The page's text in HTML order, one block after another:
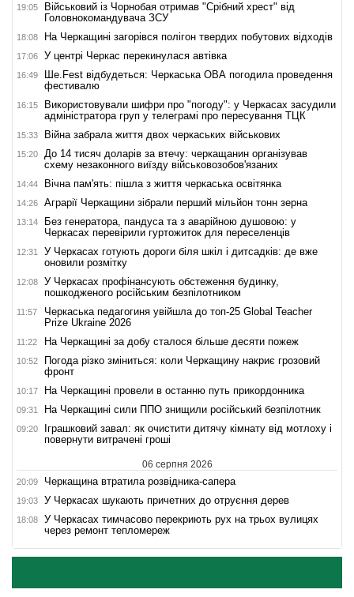
19:05
Військовий із Чорнобая отримав "Срібний хрест" від
Головнокомандувача ЗСУ
18:08 На Черкащині загорівся полігон твердих побутових відходів
17:06 У центрі Черкас перекинулася автівка
16:49
Ше.Fest відбудеться: Черкаська ОВА погодила проведення
фестивалю
16:15
Використовували шифри про "погоду": у Черкасах засудили
адміністратора груп у телеграмі про пересування ТЦК
15:33 Війна забрала життя двох черкаських військових
15:20
До 14 тисяч доларів за втечу: черкащанин організував
схему незаконного виїзду військовозобов'язаних
14:44 Вічна пам'ять: пішла з життя черкаська освітянка
14:26 Аграрії Черкащини зібрали перший мільйон тонн зерна
13:14
Без генератора, пандуса та з аварійною душовою: у
Черкасах перевірили гуртожиток для переселенців
12:31
У Черкасах готують дороги біля шкіл і дитсадків: де вже
оновили розмітку
12:08
У Черкасах профінансують обстеження будинку,
пошкодженого російським безпілотником
11:57
Черкаська педагогиня увійшла до топ-25 Global Teacher
Prize Ukraine 2026
11:22 На Черкащині за добу сталося більше десяти пожеж
10:52
Погода різко зміниться: коли Черкащину накриє грозовий
фронт
10:17 На Черкащині провели в останню путь прикордонника
09:31 На Черкащині сили ППО знищили російський безпілотник
09:20
Іграшковий завал: як очистити дитячу кімнату від мотлоху і
повернути витрачені гроші
06 серпня 2026
20:09 Черкащина втратила розвідника-сапера
19:03 У Черкасах шукають причетних до отруєння дерев
18:08
У Черкасах тимчасово перекриють рух на трьох вулицях
через ремонт тепломереж